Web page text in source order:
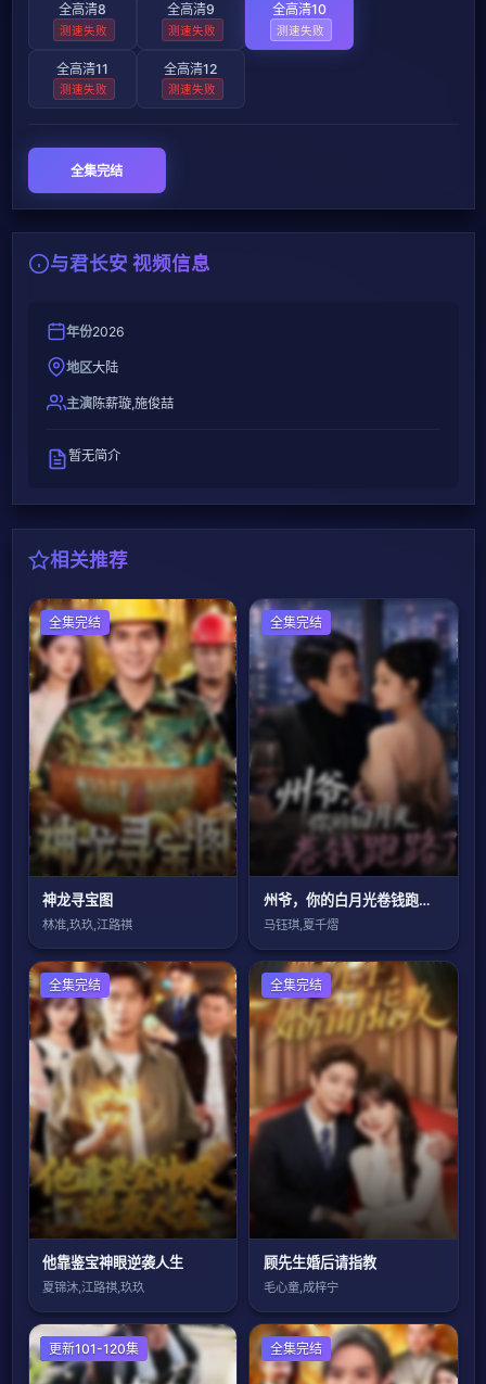
全高清8
测速失败
全高清9
测速失败
全高清10
测速失败
全高清11
测速失败
全高清12
测速失败
全集完结
与君长安 视频信息
年份2026
地区大陆
主演陈薪璇,施俊喆
暂无简介
相关推荐
全集完结
神龙寻宝图
林准,玖玖,江路祺
全集完结
州爷，你的白月光卷钱跑路了
马钰琪,夏千熠
全集完结
他靠鉴宝神眼逆袭人生
夏锦沐,江路祺,玖玖
全集完结
顾先生婚后请指教
毛心童,成梓宁
现代都市
更新101-120集 全集完结